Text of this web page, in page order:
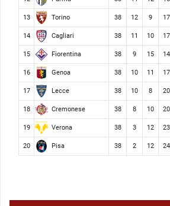
13 Torino 38 12 9 17
14 Cagliari 38 11 10 17
15 Fiorentina 38 9 15 14
16 Genoa 38 10 11 17
17 Lecce 38 10 8 20
18 Cremonese 38 8 10 20
19 Verona 38 3 12 23
20 Pisa 38 2 12 24